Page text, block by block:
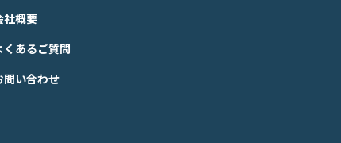
社概要
くあるご質問
問い合わせ